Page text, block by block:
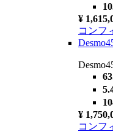
¥
コンフ
¥
コンフ